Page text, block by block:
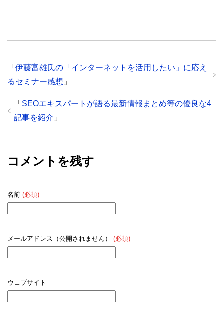
「 伊藤富雄氏の「インターネットを活用したい」に応え
るセミナー感想 」
「 SEOエキスパートが語る最新情報まとめ等の優良な4
記事を紹介 」
コメントを残す
名前 (必須)
メールアドレス（公開されません） (必須)
ウェブサイト